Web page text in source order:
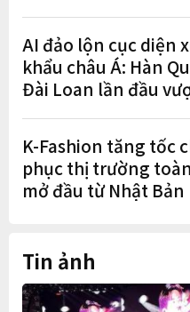
trạng nắm quyền
AI đảo lộn cục diện
khẩu châu Á: Hàn
Đài Loan lần đầu
K-Fashion tăng tốc
phục thị trường
mở đầu từ Nhật Bản
Tin ảnh